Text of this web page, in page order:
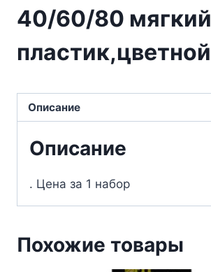
40/60/80 мягкий
пластик,цветной
Описание
Описание
. Цена за 1 набор
Похожие товары